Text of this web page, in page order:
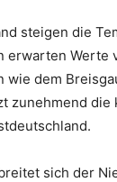
steigen die
erwarten Werte
wie dem
zunehmend die
sich der